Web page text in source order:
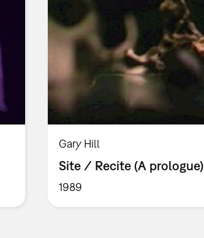
Gary Hill
Site / Recite (A prologue)
1989